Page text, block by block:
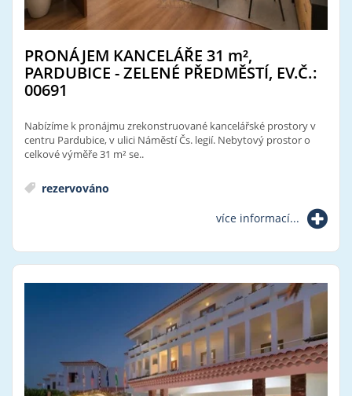
PRONÁJEM KANCELÁŘE 31 m²,
PARDUBICE - ZELENÉ PŘEDMĚSTÍ, EV.Č.:
00691
Nabízíme k pronájmu zrekonstruované kancelářské prostory v
centru Pardubice, v ulici Náměstí Čs. legií. Nebytový prostor o
celkové výměře 31 m² se..
rezervováno
více informací...